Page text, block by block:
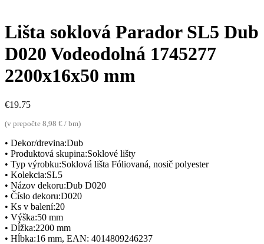
Lišta soklová Parador SL5 Dub
D020 Vodeodolná 1745277
2200x16x50 mm
€19.75
(v prepočte 8,98 € / bm)
• Dekor/drevina:Dub
• Produktová skupina:Soklové lišty
• Typ výrobku:Soklová lišta Fóliovaná, nosič polyester
• Kolekcia:SL5
• Názov dekoru:Dub D020
• Číslo dekoru:D020
• Ks v balení:20
• Výška:50 mm
• Dĺžka:2200 mm
• Hĺbka:16 mm, EAN: 4014809246237